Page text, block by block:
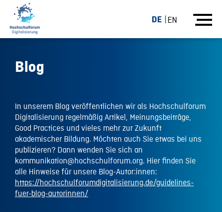
DE EN
Blog
In unserem Blog veröffentlichen wir als Hochschulforum
Digitalisierung regelmäßig Artikel, Meinungsbeiträge,
Good Practices und vieles mehr zur Zukunft
akademischer Bildung. Möchten auch Sie etwas bei uns
publizieren? Dann wenden Sie sich an
kommunikation@hochschulforum.org. Hier finden Sie
alle Hinweise für unsere Blog-Autor:innen:
https://hochschulforumdigitalisierung.de/guidelines-
fuer-blog-autorinnen/